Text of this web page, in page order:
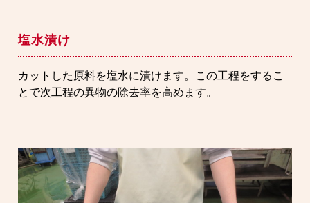
塩水漬け
カットした原料を塩水に漬けます。この工程をするこ
とで次工程の異物の除去率を高めます。